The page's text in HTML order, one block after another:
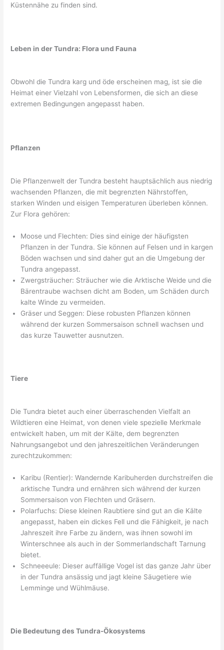
Küstennähe zu finden sind.
Leben in der Tundra: Flora und Fauna
Obwohl die Tundra karg und öde erscheinen mag, ist sie die
Heimat einer Vielzahl von Lebensformen, die sich an diese
extremen Bedingungen angepasst haben.
Pflanzen
Die Pflanzenwelt der Tundra besteht hauptsächlich aus niedrig
wachsenden Pflanzen, die mit begrenzten Nährstoffen,
starken Winden und eisigen Temperaturen überleben können.
Zur Flora gehören:
Moose und Flechten: Dies sind einige der häufigsten
Pflanzen in der Tundra. Sie können auf Felsen und in kargen
Böden wachsen und sind daher gut an die Umgebung der
Tundra angepasst.
Zwergsträucher: Sträucher wie die Arktische Weide und die
Bärentraube wachsen dicht am Boden, um Schäden durch
kalte Winde zu vermeiden.
Gräser und Seggen: Diese robusten Pflanzen können
während der kurzen Sommersaison schnell wachsen und
das kurze Tauwetter ausnutzen.
Tiere
Die Tundra bietet auch einer überraschenden Vielfalt an
Wildtieren eine Heimat, von denen viele spezielle Merkmale
entwickelt haben, um mit der Kälte, dem begrenzten
Nahrungsangebot und den jahreszeitlichen Veränderungen
zurechtzukommen:
Karibu (Rentier): Wandernde Karibuherden durchstreifen die
arktische Tundra und ernähren sich während der kurzen
Sommersaison von Flechten und Gräsern.
Polarfuchs: Diese kleinen Raubtiere sind gut an die Kälte
angepasst, haben ein dickes Fell und die Fähigkeit, je nach
Jahreszeit ihre Farbe zu ändern, was ihnen sowohl im
Winterschnee als auch in der Sommerlandschaft Tarnung
bietet.
Schneeeule: Dieser auffällige Vogel ist das ganze Jahr über
in der Tundra ansässig und jagt kleine Säugetiere wie
Lemminge und Wühlmäuse.
Die Bedeutung des Tundra-Ökosystems